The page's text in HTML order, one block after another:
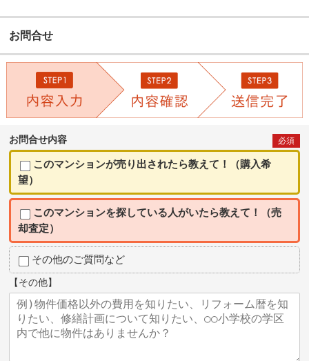
お問合せ
お問合せ内容 必須
このマンションが売り出されたら教えて！（購入希
望）
このマンションを探している人がいたら教えて！（売
却査定）
その他のご質問など
【その他】